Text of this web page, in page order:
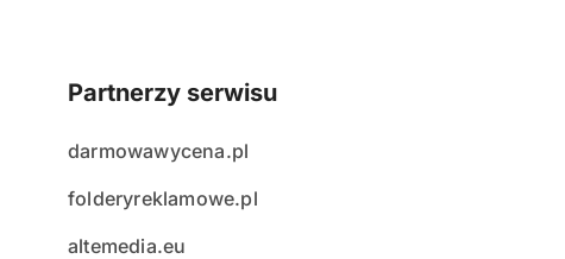
Partnerzy serwisu
darmowawycena.pl
folderyreklamowe.pl
altemedia.eu